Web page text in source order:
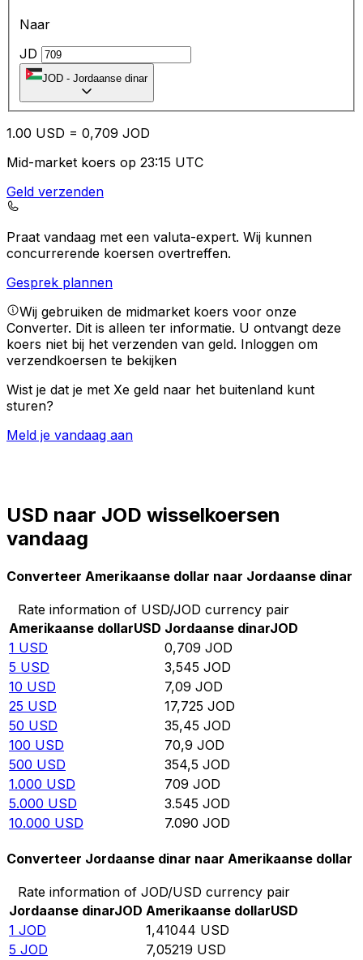
Naar
JD
JOD - Jordaanse dinar
1.00 USD = 0,709 JOD
Mid-market koers op 23:15 UTC
Geld verzenden
Praat vandaag met een valuta-expert. Wij kunnen
concurrerende koersen overtreffen.
Gesprek plannen
Wij gebruiken de midmarket koers voor onze
Converter. Dit is alleen ter informatie. U ontvangt deze
koers niet bij het verzenden van geld. Inloggen om
verzendkoersen te bekijken
Wist je dat je met Xe geld naar het buitenland kunt
sturen?
Meld je vandaag aan
USD naar JOD wisselkoersen
vandaag
Converteer Amerikaanse dollar naar Jordaanse dinar
Rate information of USD/JOD currency pair
Amerikaanse dollarUSD Jordaanse dinarJOD
1 USD 0,709 JOD
5 USD 3,545 JOD
10 USD 7,09 JOD
25 USD 17,725 JOD
50 USD 35,45 JOD
100 USD 70,9 JOD
500 USD 354,5 JOD
1.000 USD 709 JOD
5.000 USD 3.545 JOD
10.000 USD 7.090 JOD
Converteer Jordaanse dinar naar Amerikaanse dollar
Rate information of JOD/USD currency pair
Jordaanse dinarJOD Amerikaanse dollarUSD
1 JOD 1,41044 USD
5 JOD 7,05219 USD